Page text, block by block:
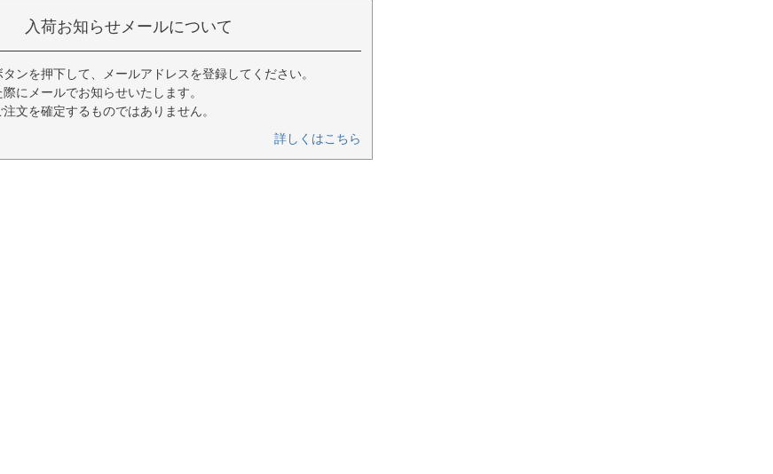
入荷お知らせメールについて
タンを押下して、メールアドレスを登録してください。
にメールでお知らせいたします。
文を確定するものではありません。
詳しくはこちら